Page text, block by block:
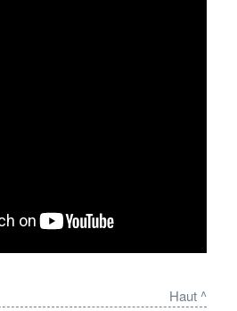
Haut ^